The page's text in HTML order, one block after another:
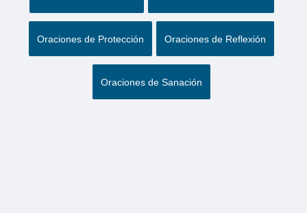
Oraciones de Protección Oraciones de Reflexión
Oraciones de Sanación